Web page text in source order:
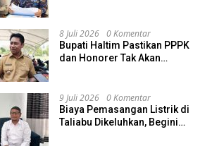
8 Juli 2026 0 Komentar
Bupati Haltim Pastikan PPPK
dan Honorer Tak Akan
9 Juli 2026 0 Komentar
Biaya Pemasangan Listrik di
Taliabu Dikeluhkan, Begini